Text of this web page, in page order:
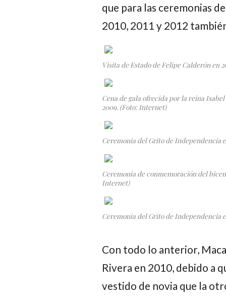
que para las ceremonias
2010, 2011 y 2012
Visita de Estado de Felipe Calderón en
Cena de gala ofrecida por la reina
2009. (Foto: Internet)
Ceremonia del Grito de Independencia
Ceremonia de conmemoración del
Internet)
Ceremonia del Grito de Independencia
Con todo lo anterior,
Rivera en 2010, debido a
vestido de novia que la